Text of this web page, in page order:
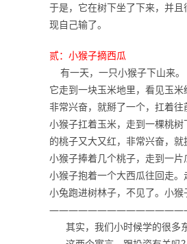
于是，它在树下坐了下来，并
现自己输了。
贰：小猴子摘西瓜
有一天，一只小猴子下山来。
它走到一块玉米地里，看见玉米
非常兴奋，就掰了一个，扛着往
小猴子扛着玉米，走到一棵桃
的桃子又大又红，非常兴奋，就
小猴子捧着几个桃子，走到一片
小猴子抱着一个大西瓜往回走
小兔跑进树林子，不见了。小猴
其实，我们小时候学的很多东